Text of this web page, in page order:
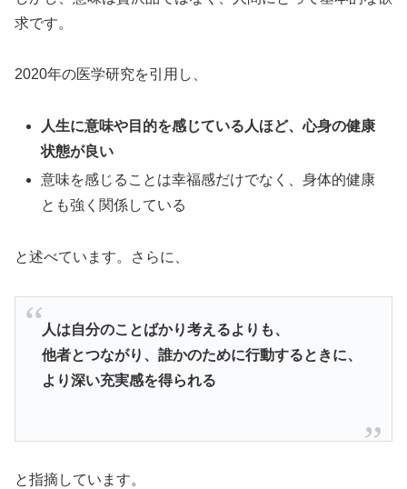
求です。
2020年の医学研究を引用し、
人生に意味や目的を感じている人ほど、心身の健康
状態が良い
意味を感じることは幸福感だけでなく、身体的健康
とも強く関係している
と述べています。さらに、
人は自分のことばかり考えるよりも、
他者とつながり、誰かのために行動するときに、
より深い充実感を得られる
と指摘しています。